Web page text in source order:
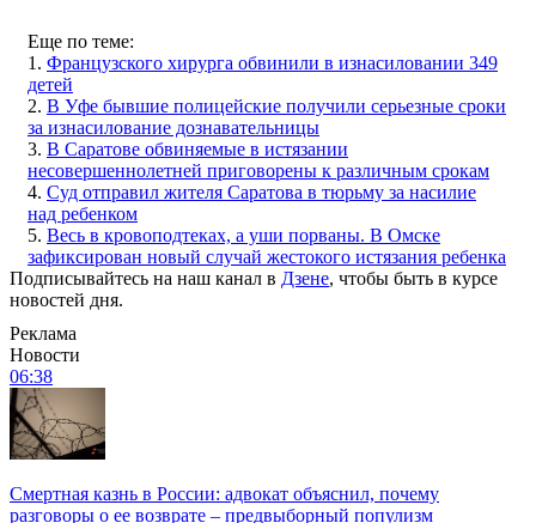
Еще по теме:
1. Французского хирурга обвинили в изнасиловании 349
детей
2. В Уфе бывшие полицейские получили серьезные сроки
за изнасилование дознавательницы
3. В Саратове обвиняемые в истязании
несовершеннолетней приговорены к различным срокам
4. Суд отправил жителя Саратова в тюрьму за насилие
над ребенком
5. Весь в кровоподтеках, а уши порваны. В Омске
зафиксирован новый случай жестокого истязания ребенка
Подписывайтесь на наш канал в Дзене, чтобы быть в курсе
новостей дня.
Реклама
Новости
06:38
Смертная казнь в России: адвокат объяснил, почему
разговоры о ее возврате – предвыборный популизм